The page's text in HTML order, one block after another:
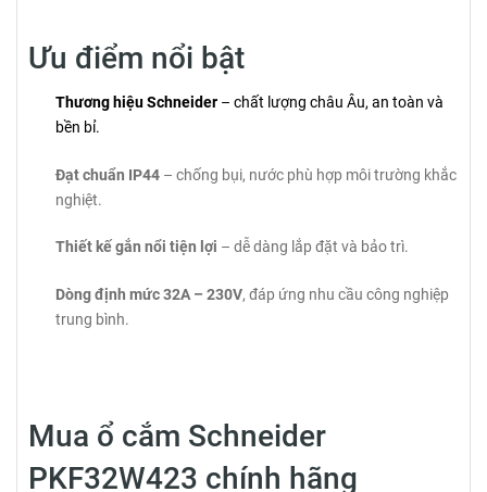
Ưu điểm nổi bật
Thương hiệu Schneider – chất lượng châu Âu, an toàn và
bền bỉ.
Đạt chuẩn IP44 – chống bụi, nước phù hợp môi trường khắc
nghiệt.
Thiết kế gắn nổi tiện lợi – dễ dàng lắp đặt và bảo trì.
Dòng định mức 32A – 230V, đáp ứng nhu cầu công nghiệp
trung bình.
Mua ổ cắm Schneider
PKF32W423 chính hãng